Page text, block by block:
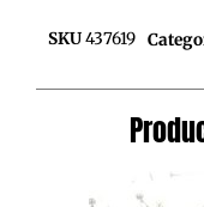
SKU437619